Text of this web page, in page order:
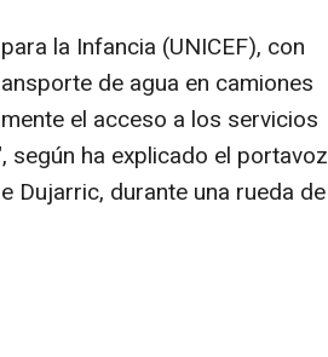
la Infancia (UNICEF), con
de agua en camiones
el acceso a los servicios
ha explicado el portavoz
Dujarric, durante una rueda de